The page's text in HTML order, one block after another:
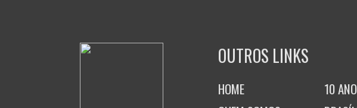
OUTROS LINKS
HOME
10